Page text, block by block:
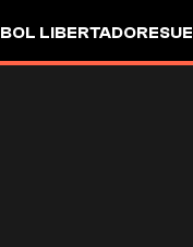
LIBERTADORES